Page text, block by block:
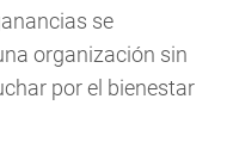
se
organización sin
por el bienestar